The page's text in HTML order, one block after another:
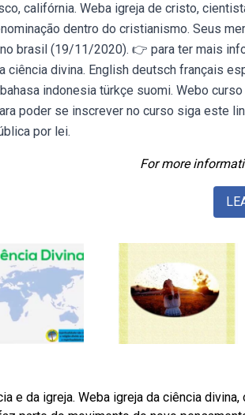
califórnia. Weba igreja de cristo,
dentro do cristianismo. Seus
brasil (19/11/2020). 👉 para ter mais
ciência divina. English deutsch français
indonesia türkçe suomi. Webo
poder se inscrever no curso siga este
por lei.
For more
e da igreja. Weba igreja da ciência